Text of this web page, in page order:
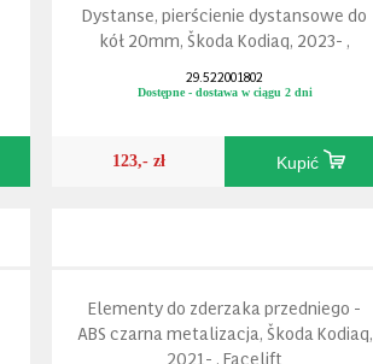
Dystanse, pierścienie dystansowe do
kół 20mm, Škoda Kodiaq, 2023- ,
29.522001802
Dostępne - dostawa w ciągu 2 dni
123,- zł Kupić
Elementy do zderzaka przedniego -
ABS czarna metalizacja, Škoda Kodiaq,
2021- , Facelift